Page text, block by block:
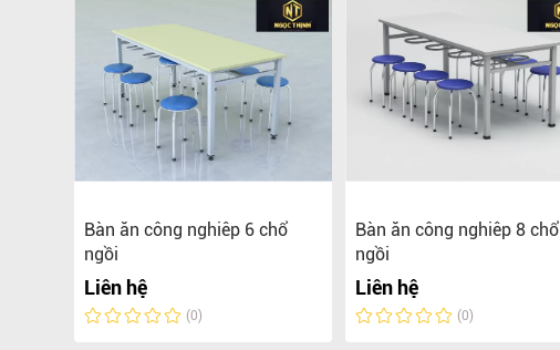
Bàn ăn công nghiêp 6 chổ
ngồi
Liên hệ
(0)
Bàn ăn công nghiêp 8 chổ
ngồi
Liên hệ
(0)